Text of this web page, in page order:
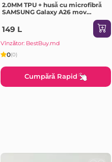
2.0MM TPU + husă cu microfibră
SAMSUNG Galaxy A26 mov
149 L
Vînzător: BestBuy.md
0(0)
Cumpără Rapid